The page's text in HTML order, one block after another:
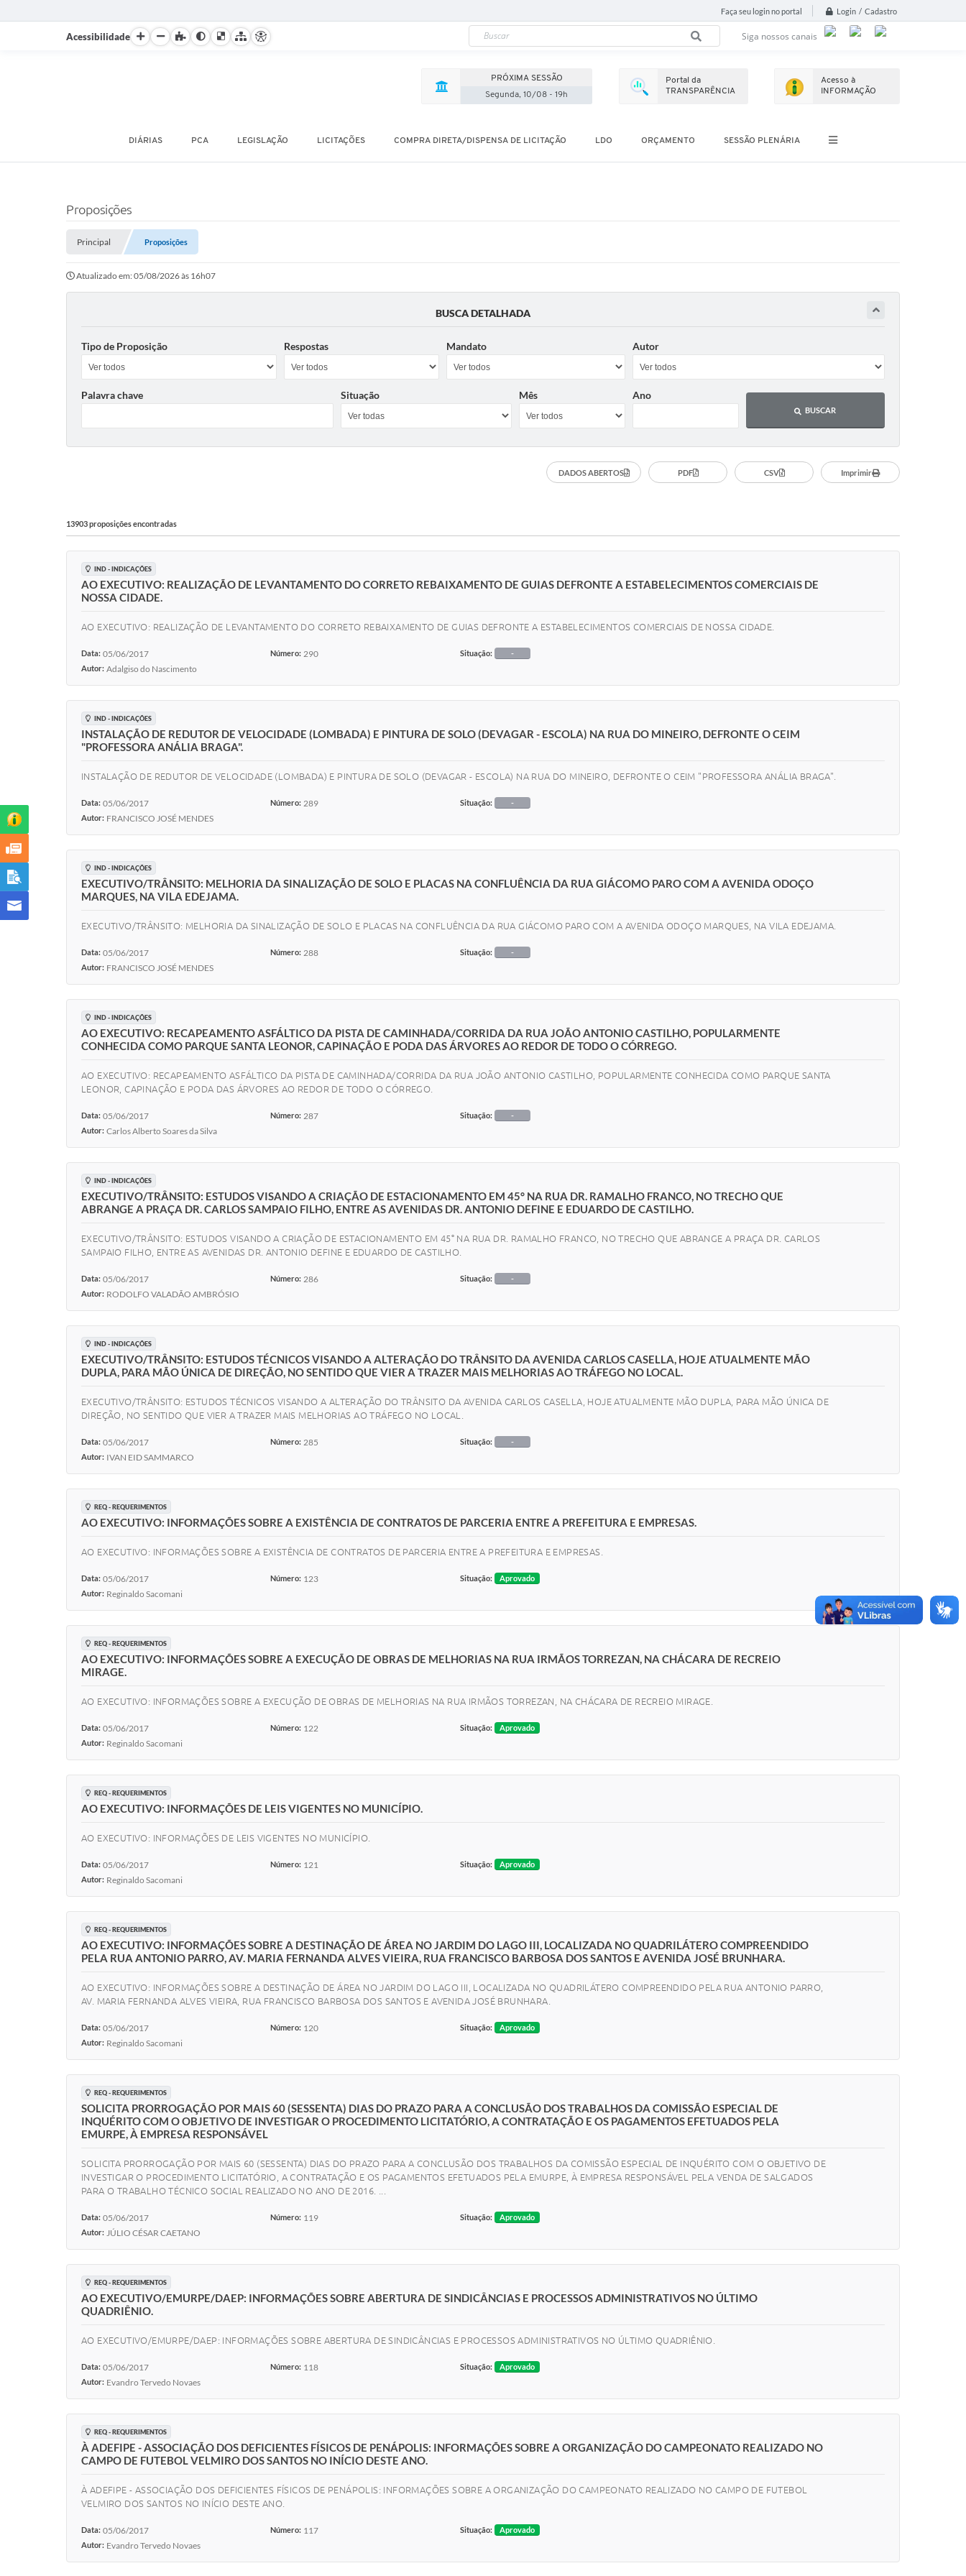
Faça seu login no portal Login / Cadastro
Acessibilidade Siga nossos canais
Acesso à
INFORMAÇÃO
Portal da
TRANSPARÊNCIA
PRÓXIMA SESSÃO
Segunda, 10/08 - 19h
DIÁRIAS PCA LEGISLAÇÃO LICITAÇÕES COMPRA DIRETA/DISPENSA DE LICITAÇÃO LDO ORÇAMENTO SESSÃO PLENÁRIA
Proposições
Principal Proposições
Atualizado em: 05/08/2026 às 16h07
BUSCA DETALHADA
Tipo de Proposição Respostas Mandato Autor
Palavra chave Situação Mês Ano
BUSCAR
DADOS ABERTOS PDF CSV Imprimir
13903 proposições encontradas
IND - INDICAÇÕES
AO EXECUTIVO: REALIZAÇÃO DE LEVANTAMENTO DO CORRETO REBAIXAMENTO DE GUIAS DEFRONTE A ESTABELECIMENTOS COMERCIAIS DE
NOSSA CIDADE.
AO EXECUTIVO: REALIZAÇÃO DE LEVANTAMENTO DO CORRETO REBAIXAMENTO DE GUIAS DEFRONTE A ESTABELECIMENTOS COMERCIAIS DE NOSSA CIDADE.
Data: 05/06/2017 Número: 290 Situação:
-
Autor: Adalgiso do Nascimento
IND - INDICAÇÕES
INSTALAÇÃO DE REDUTOR DE VELOCIDADE (LOMBADA) E PINTURA DE SOLO (DEVAGAR - ESCOLA) NA RUA DO MINEIRO, DEFRONTE O CEIM
"PROFESSORA ANÁLIA BRAGA".
INSTALAÇÃO DE REDUTOR DE VELOCIDADE (LOMBADA) E PINTURA DE SOLO (DEVAGAR - ESCOLA) NA RUA DO MINEIRO, DEFRONTE O CEIM "PROFESSORA ANÁLIA BRAGA".
Data: 05/06/2017 Número: 289 Situação:
-
Autor: FRANCISCO JOSÉ MENDES
IND - INDICAÇÕES
EXECUTIVO/TRÂNSITO: MELHORIA DA SINALIZAÇÃO DE SOLO E PLACAS NA CONFLUÊNCIA DA RUA GIÁCOMO PARO COM A AVENIDA ODOÇO
MARQUES, NA VILA EDEJAMA.
EXECUTIVO/TRÂNSITO: MELHORIA DA SINALIZAÇÃO DE SOLO E PLACAS NA CONFLUÊNCIA DA RUA GIÁCOMO PARO COM A AVENIDA ODOÇO MARQUES, NA VILA EDEJAMA.
Data: 05/06/2017 Número: 288 Situação:
-
Autor: FRANCISCO JOSÉ MENDES
IND - INDICAÇÕES
AO EXECUTIVO: RECAPEAMENTO ASFÁLTICO DA PISTA DE CAMINHADA/CORRIDA DA RUA JOÃO ANTONIO CASTILHO, POPULARMENTE
CONHECIDA COMO PARQUE SANTA LEONOR, CAPINAÇÃO E PODA DAS ÁRVORES AO REDOR DE TODO O CÓRREGO.
AO EXECUTIVO: RECAPEAMENTO ASFÁLTICO DA PISTA DE CAMINHADA/CORRIDA DA RUA JOÃO ANTONIO CASTILHO, POPULARMENTE CONHECIDA COMO PARQUE SANTA
LEONOR, CAPINAÇÃO E PODA DAS ÁRVORES AO REDOR DE TODO O CÓRREGO.
Data: 05/06/2017 Número: 287 Situação:
-
Autor: Carlos Alberto Soares da Silva
IND - INDICAÇÕES
EXECUTIVO/TRÂNSITO: ESTUDOS VISANDO A CRIAÇÃO DE ESTACIONAMENTO EM 45° NA RUA DR. RAMALHO FRANCO, NO TRECHO QUE
ABRANGE A PRAÇA DR. CARLOS SAMPAIO FILHO, ENTRE AS AVENIDAS DR. ANTONIO DEFINE E EDUARDO DE CASTILHO.
EXECUTIVO/TRÂNSITO: ESTUDOS VISANDO A CRIAÇÃO DE ESTACIONAMENTO EM 45° NA RUA DR. RAMALHO FRANCO, NO TRECHO QUE ABRANGE A PRAÇA DR. CARLOS
SAMPAIO FILHO, ENTRE AS AVENIDAS DR. ANTONIO DEFINE E EDUARDO DE CASTILHO.
Data: 05/06/2017 Número: 286 Situação:
-
Autor: RODOLFO VALADÃO AMBRÓSIO
IND - INDICAÇÕES
EXECUTIVO/TRÂNSITO: ESTUDOS TÉCNICOS VISANDO A ALTERAÇÃO DO TRÂNSITO DA AVENIDA CARLOS CASELLA, HOJE ATUALMENTE MÃO
DUPLA, PARA MÃO ÚNICA DE DIREÇÃO, NO SENTIDO QUE VIER A TRAZER MAIS MELHORIAS AO TRÁFEGO NO LOCAL.
EXECUTIVO/TRÂNSITO: ESTUDOS TÉCNICOS VISANDO A ALTERAÇÃO DO TRÂNSITO DA AVENIDA CARLOS CASELLA, HOJE ATUALMENTE MÃO DUPLA, PARA MÃO ÚNICA DE
DIREÇÃO, NO SENTIDO QUE VIER A TRAZER MAIS MELHORIAS AO TRÁFEGO NO LOCAL.
Data: 05/06/2017 Número: 285 Situação:
-
Autor: IVAN EID SAMMARCO
REQ - REQUERIMENTOS
AO EXECUTIVO: INFORMAÇÕES SOBRE A EXISTÊNCIA DE CONTRATOS DE PARCERIA ENTRE A PREFEITURA E EMPRESAS.
AO EXECUTIVO: INFORMAÇÕES SOBRE A EXISTÊNCIA DE CONTRATOS DE PARCERIA ENTRE A PREFEITURA E EMPRESAS.
Data: 05/06/2017 Número: 123 Situação:
Aprovado
Autor: Reginaldo Sacomani
REQ - REQUERIMENTOS
AO EXECUTIVO: INFORMAÇÕES SOBRE A EXECUÇÃO DE OBRAS DE MELHORIAS NA RUA IRMÃOS TORREZAN, NA CHÁCARA DE RECREIO
MIRAGE.
AO EXECUTIVO: INFORMAÇÕES SOBRE A EXECUÇÃO DE OBRAS DE MELHORIAS NA RUA IRMÃOS TORREZAN, NA CHÁCARA DE RECREIO MIRAGE.
Data: 05/06/2017 Número: 122 Situação:
Aprovado
Autor: Reginaldo Sacomani
REQ - REQUERIMENTOS
AO EXECUTIVO: INFORMAÇÕES DE LEIS VIGENTES NO MUNICÍPIO.
AO EXECUTIVO: INFORMAÇÕES DE LEIS VIGENTES NO MUNICÍPIO.
Data: 05/06/2017 Número: 121 Situação:
Aprovado
Autor: Reginaldo Sacomani
REQ - REQUERIMENTOS
AO EXECUTIVO: INFORMAÇÕES SOBRE A DESTINAÇÃO DE ÁREA NO JARDIM DO LAGO III, LOCALIZADA NO QUADRILÁTERO COMPREENDIDO
PELA RUA ANTONIO PARRO, AV. MARIA FERNANDA ALVES VIEIRA, RUA FRANCISCO BARBOSA DOS SANTOS E AVENIDA JOSÉ BRUNHARA.
AO EXECUTIVO: INFORMAÇÕES SOBRE A DESTINAÇÃO DE ÁREA NO JARDIM DO LAGO III, LOCALIZADA NO QUADRILÁTERO COMPREENDIDO PELA RUA ANTONIO PARRO,
AV. MARIA FERNANDA ALVES VIEIRA, RUA FRANCISCO BARBOSA DOS SANTOS E AVENIDA JOSÉ BRUNHARA.
Data: 05/06/2017 Número: 120 Situação:
Aprovado
Autor: Reginaldo Sacomani
REQ - REQUERIMENTOS
SOLICITA PRORROGAÇÃO POR MAIS 60 (SESSENTA) DIAS DO PRAZO PARA A CONCLUSÃO DOS TRABALHOS DA COMISSÃO ESPECIAL DE
INQUÉRITO COM O OBJETIVO DE INVESTIGAR O PROCEDIMENTO LICITATÓRIO, A CONTRATAÇÃO E OS PAGAMENTOS EFETUADOS PELA
EMURPE, À EMPRESA RESPONSÁVEL
SOLICITA PRORROGAÇÃO POR MAIS 60 (SESSENTA) DIAS DO PRAZO PARA A CONCLUSÃO DOS TRABALHOS DA COMISSÃO ESPECIAL DE INQUÉRITO COM O OBJETIVO DE
INVESTIGAR O PROCEDIMENTO LICITATÓRIO, A CONTRATAÇÃO E OS PAGAMENTOS EFETUADOS PELA EMURPE, À EMPRESA RESPONSÁVEL PELA VENDA DE SALGADOS
PARA O TRABALHO TÉCNICO SOCIAL REALIZADO NO ANO DE 2016. ...
Data: 05/06/2017 Número: 119 Situação:
Aprovado
Autor: JÚLIO CÉSAR CAETANO
REQ - REQUERIMENTOS
AO EXECUTIVO/EMURPE/DAEP: INFORMAÇÕES SOBRE ABERTURA DE SINDICÂNCIAS E PROCESSOS ADMINISTRATIVOS NO ÚLTIMO
QUADRIÊNIO.
AO EXECUTIVO/EMURPE/DAEP: INFORMAÇÕES SOBRE ABERTURA DE SINDICÂNCIAS E PROCESSOS ADMINISTRATIVOS NO ÚLTIMO QUADRIÊNIO.
Data: 05/06/2017 Número: 118 Situação:
Aprovado
Autor: Evandro Tervedo Novaes
REQ - REQUERIMENTOS
À ADEFIPE - ASSOCIAÇÃO DOS DEFICIENTES FÍSICOS DE PENÁPOLIS: INFORMAÇÕES SOBRE A ORGANIZAÇÃO DO CAMPEONATO REALIZADO NO
CAMPO DE FUTEBOL VELMIRO DOS SANTOS NO INÍCIO DESTE ANO.
À ADEFIPE - ASSOCIAÇÃO DOS DEFICIENTES FÍSICOS DE PENÁPOLIS: INFORMAÇÕES SOBRE A ORGANIZAÇÃO DO CAMPEONATO REALIZADO NO CAMPO DE FUTEBOL
VELMIRO DOS SANTOS NO INÍCIO DESTE ANO.
Data: 05/06/2017 Número: 117 Situação:
Aprovado
Autor: Evandro Tervedo Novaes